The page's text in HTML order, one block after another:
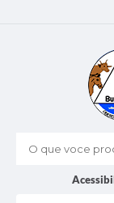
O que voce